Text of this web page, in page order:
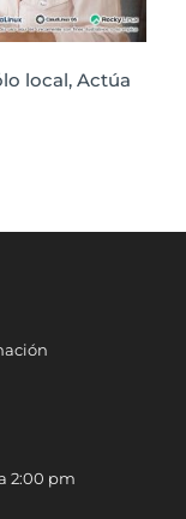
local, Actúa
2:00 pm